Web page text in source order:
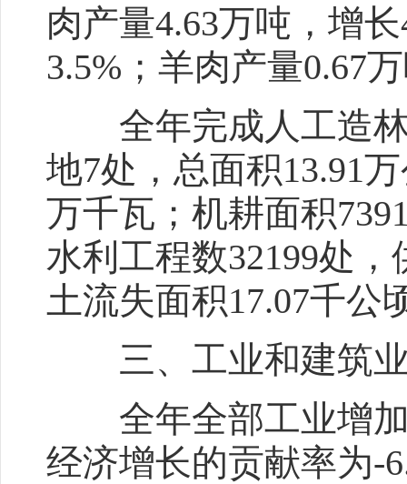
肉产量4.63万吨，增
3.5%；羊肉产量0.67
全年完成人工造林
地7处，总面积13.91
万千瓦；机耕面积
水利工程数32199处
土流失面积17.07千公
三、工业和建筑
全年全部工业增加
经济增长的贡献率为-